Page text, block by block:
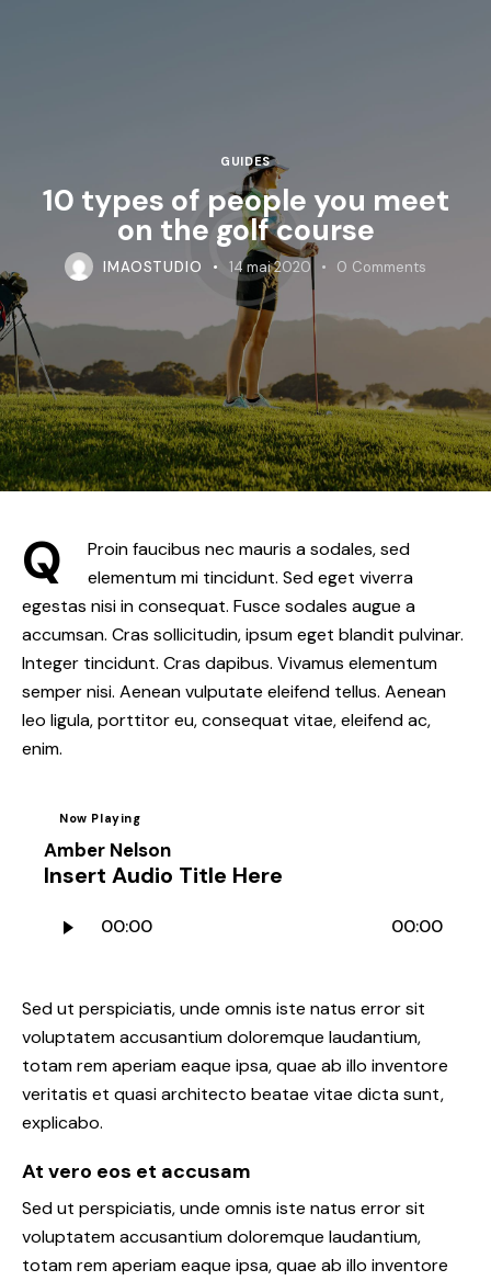
GUIDES
10 types of people you meet
on the golf course
IMAOSTUDIO 14 mai 2020 0 Comments
Q
Proin faucibus nec mauris a sodales, sed
elementum mi tincidunt. Sed eget viverra
egestas nisi in consequat. Fusce sodales augue a
accumsan. Cras sollicitudin, ipsum eget blandit pulvinar.
Integer tincidunt. Cras dapibus. Vivamus elementum
semper nisi. Aenean vulputate eleifend tellus. Aenean
leo ligula, porttitor eu, consequat vitae, eleifend ac,
enim.
Now Playing
Amber Nelson
Insert Audio Title Here
Lecteur00:00 00:00
Sed ut perspiciatis, unde omnis iste natus error sit
voluptatem accusantium doloremque laudantium,
totam rem aperiam eaque ipsa, quae ab illo inventore
veritatis et quasi architecto beatae vitae dicta sunt,
explicabo.
At vero eos et accusam
Sed ut perspiciatis, unde omnis iste natus error sit
voluptatem accusantium doloremque laudantium,
totam rem aperiam eaque ipsa, quae ab illo inventore